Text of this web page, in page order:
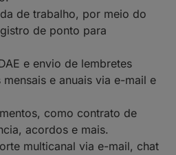
de trabalho, por meio do
de ponto para
e envio de lembretes
e anuais via e-mail e
como contrato de
acordos e mais.
multicanal via e-mail, chat